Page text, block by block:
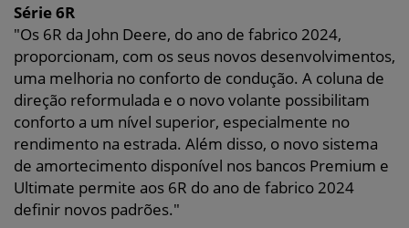
Série 6R
"Os 6R da John Deere, do ano de fabrico 2024,
proporcionam, com os seus novos desenvolvimentos,
uma melhoria no conforto de condução. A coluna de
direção reformulada e o novo volante possibilitam
conforto a um nível superior, especialmente no
rendimento na estrada. Além disso, o novo sistema
de amortecimento disponível nos bancos Premium e
Ultimate permite aos 6R do ano de fabrico 2024
definir novos padrões."